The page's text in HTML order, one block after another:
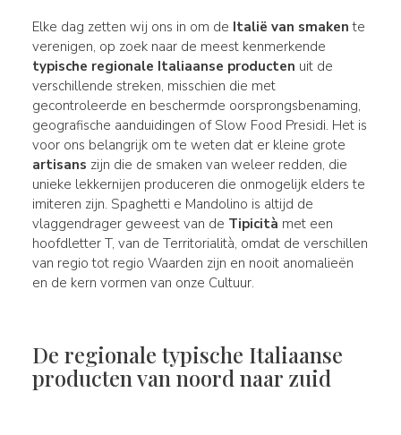
Elke dag zetten wij ons in om de Italië van smaken te
verenigen, op zoek naar de meest kenmerkende
typische regionale Italiaanse producten uit de
verschillende streken, misschien die met
gecontroleerde en beschermde oorsprongsbenaming,
geografische aanduidingen of Slow Food Presidi. Het is
voor ons belangrijk om te weten dat er kleine grote
artisans zijn die de smaken van weleer redden, die
unieke lekkernijen produceren die onmogelijk elders te
imiteren zijn. Spaghetti e Mandolino is altijd de
vlaggendrager geweest van de Tipicità met een
hoofdletter T, van de Territorialità, omdat de verschillen
van regio tot regio Waarden zijn en nooit anomalieën
en de kern vormen van onze Cultuur.
De regionale typische Italiaanse
producten van noord naar zuid